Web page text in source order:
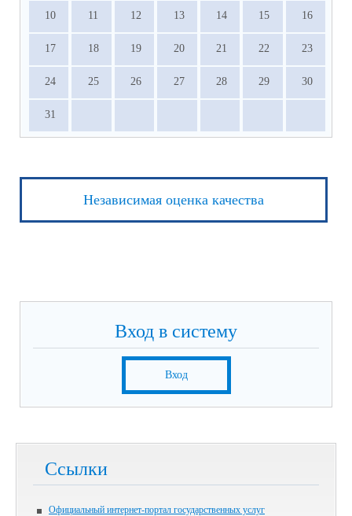
10 11 12 13 14 15 16
17 18 19 20 21 22 23
24 25 26 27 28 29 30
31
Независимая оценка качества
Вход в систему
Вход
Ссылки
Официальный интернет-портал государственных услуг